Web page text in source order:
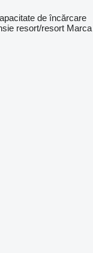
de încărcare
resort/resort Marca